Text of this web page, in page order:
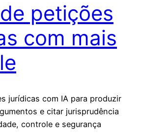
petições
com mais
jurídicas com IA para produzir
e citar jurisprudência
controle e segurança